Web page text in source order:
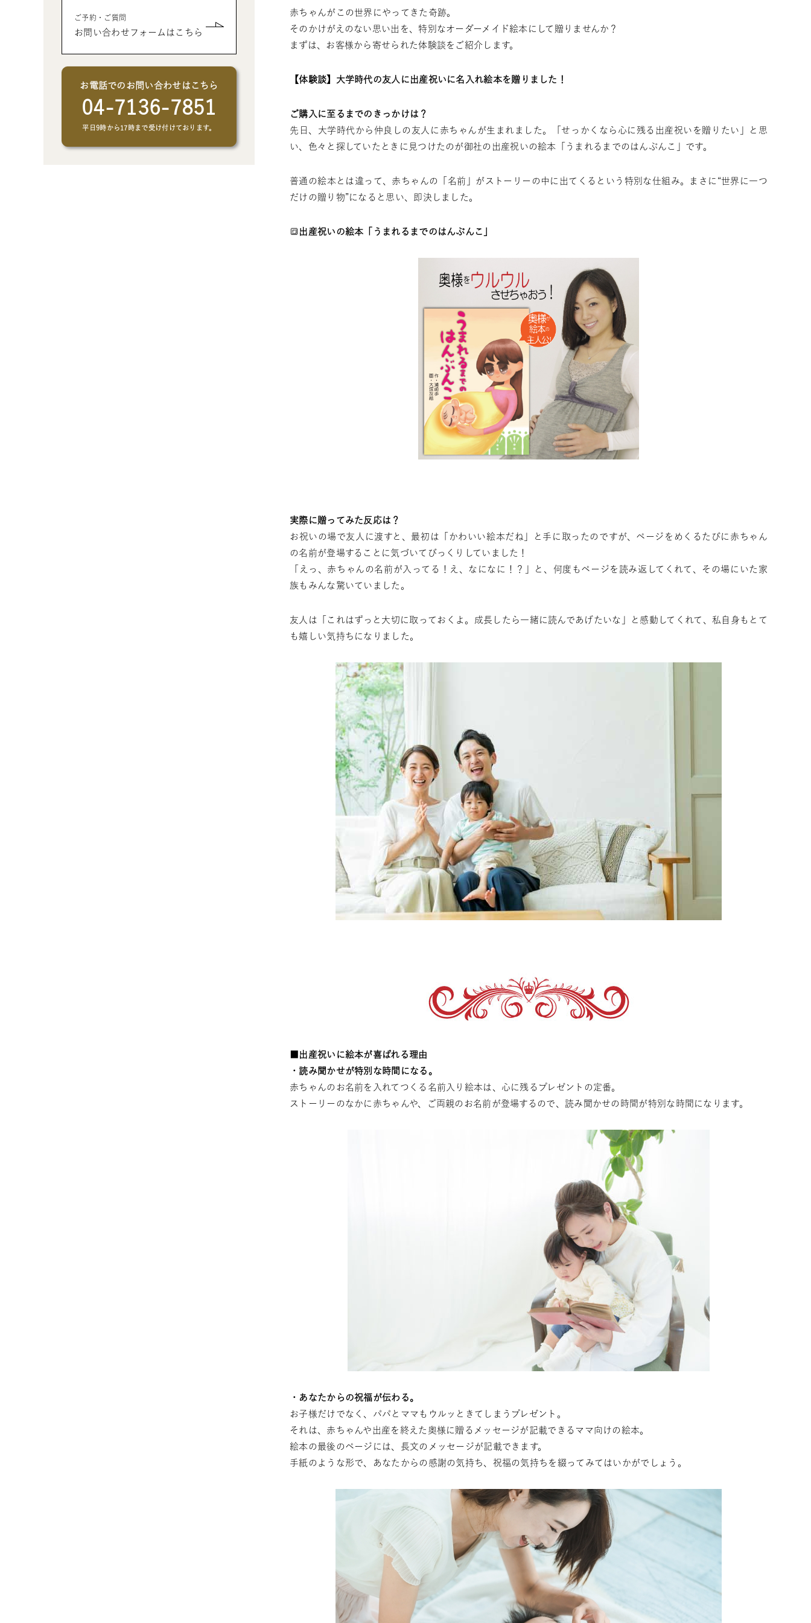
- 男性、彼氏、夫、男友達へのクリ
スマスプレゼントの絵本
スマスプレゼントの絵本
ョン
ご予約・ご質問
お問い合わせフォームはこちら
お電話でのお問い合わせはこちら
04-7136-7851
平日9時から17時まで受け付けております。
赤ちゃんがこの世界にやってきた奇跡。
そのかけがえのない思い出を、特別なオーダーメイド絵本にして贈りませんか？
まずは、お客様から寄せられた体験談をご紹介します。
【体験談】 大学時代の友人に 出産祝いに名入れ絵本を贈りました！
ご購入に至るまでのきっかけは？
先日、大学時代から仲良しの友人に赤ちゃんが生まれました。
「せっかくなら心に残る出産祝いを贈りたい」と思
い、色々と探していたときに見つけたのが御社の 出産祝いの絵本「うまれるまでのはんぶんこ」 です。
普通の絵本とは違って、赤ちゃんの「名前」がストーリーの中に出てくるという特別な仕組み。
まさに“世界に一つ
だけの贈り物”になると思い、即決しました。
🔳 出産祝いの絵本「うまれるまでのはんぶんこ」
実際に贈ってみた反応は？
お祝いの場で友人に渡すと、最初は「かわいい絵本だね」と手に取ったのですが、ページをめくるたびに赤ちゃん
の名前が登場することに気づいてびっくりしていました！
「えっ、赤ちゃんの名前が入ってる！え、なになに！？」
と、何度もページを読み返してくれて、その場にいた家
族もみんな驚いていました。
友人は「これはずっと大切に取っておくよ。成長したら一緒に読んであげたいな」と感動してくれて、私自身もとて
も嬉しい気持ちになりました。
■出産祝いに絵本が喜ばれる理由
・読み聞かせが特別な時間になる。
赤ちゃんのお名前を入れてつくる名前入り絵本は、心に残るプレゼントの定番。
ストーリーのなかに赤ちゃんや、ご両親のお名前が登場するので、読み聞かせの時間が特別な時間になります。
・あなたからの祝福が伝わる。
お子様だけでなく、パパとママもウルッときてしまうプレゼント。
それは、赤ちゃんや出産を終えた奥様に贈るメッセージが記載できるママ向けの絵本。
絵本の最後のページには、長文のメッセージが記載できます。
手紙のような形で、あなたからの感謝の気持ち、祝福の気持ちを綴ってみてはいかがでしょう。